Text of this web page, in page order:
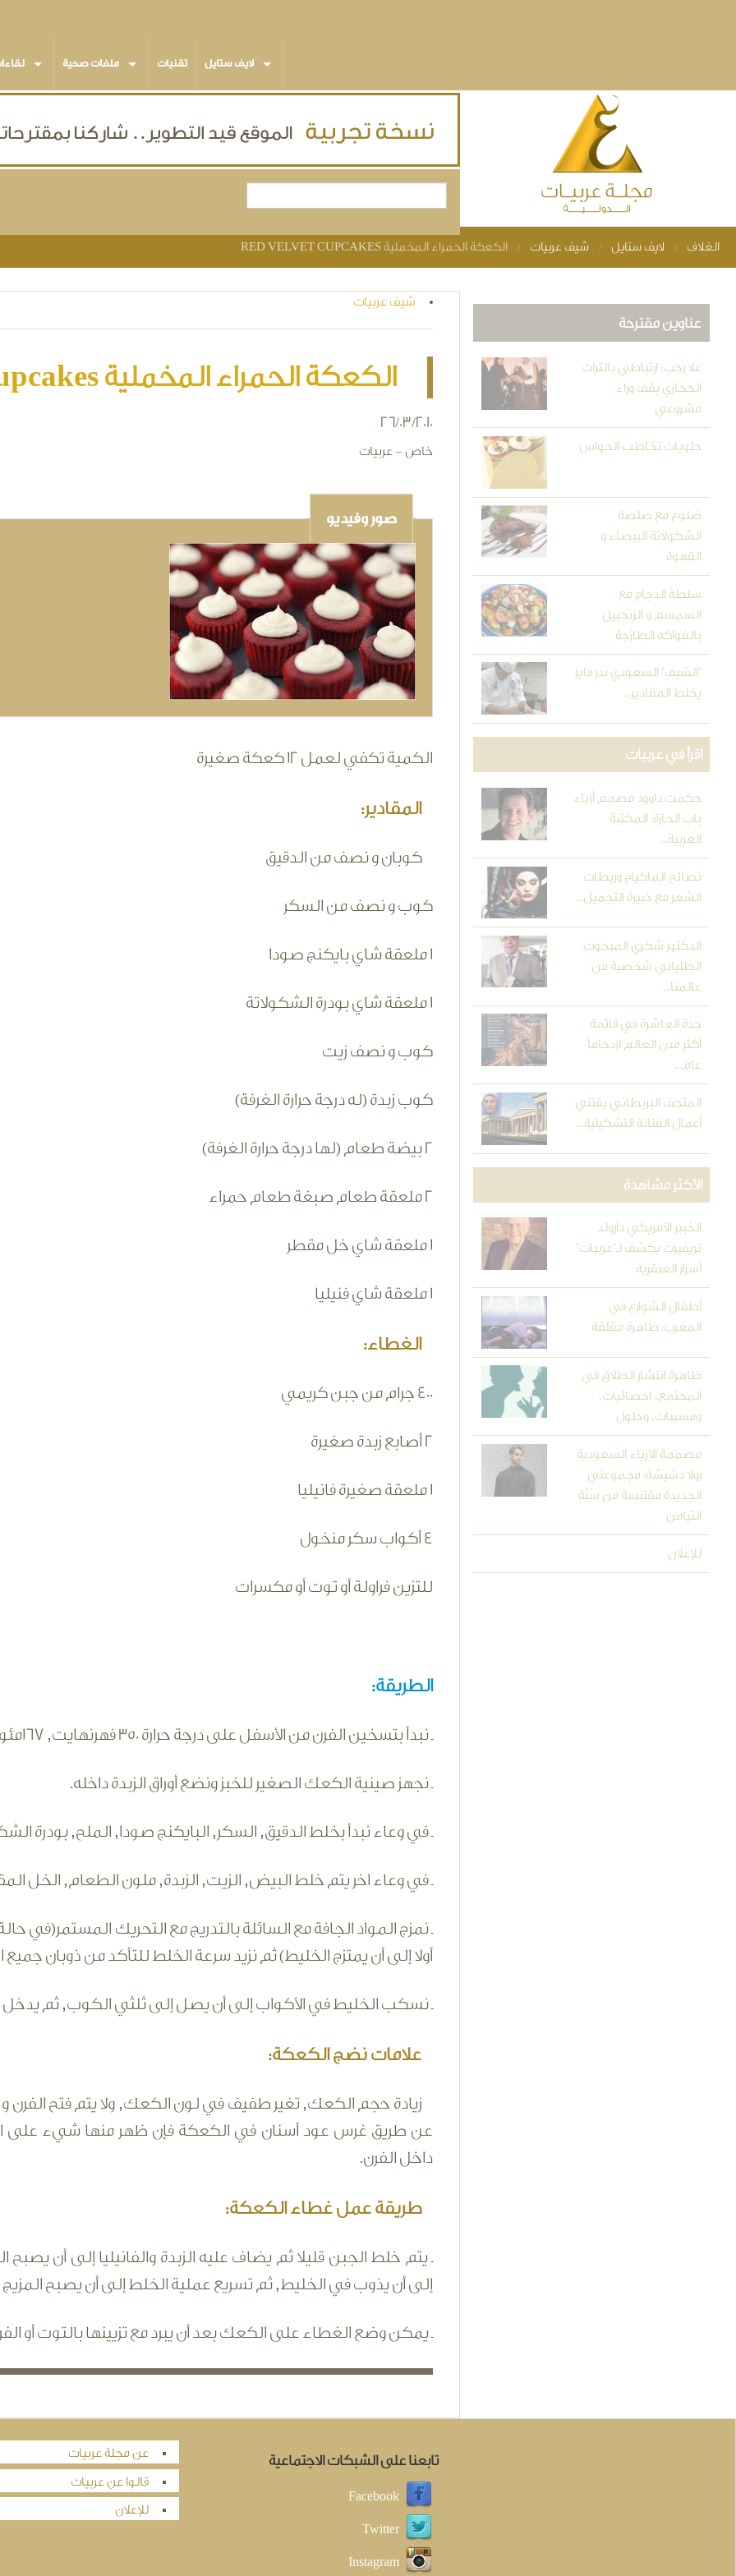
ملفات صحية تقنيات لايف ستايل
You are here
الغلاف لايف ستايل شيف عربيات الكعكة الحمراء المخملية RED VELVET CUPCAKES
شيف عربيات
الكعكة الحمراء المخملية Red Velvet Cupcakes
26/03/2010
خاص - عربيات
صور وفيديو
الكمية تكفي لعمل 12 كعكة صغيرة
المقادير:
كوبان و نصف من الدقيق
كوب و نصف من السكر
1 ملعقة شاي بايكنج صودا
1 ملعقة شاي بودرة الشكولاتة
كوب و نصف زيت
كوب زبدة (له درجة حرارة الغرفة)
2 بيضة طعام (لها درجة حرارة الغرفة)
2 ملعقة طعام صبغة طعام حمراء
1 ملعقة شاي خل مقطر
1 ملعقة شاي فنيليا
الغطاء:
400 جرام من جبن كريمي
2 أصابع زبدة صغيرة
1 ملعقة صغيرة فانيليا
4 أكواب سكر منخول
للتزين فراولة أو توت أو مكسرات
الطريقة:
ـ نبدأ بتسخين الفرن من الأسفل على درجة حرارة 350 فهرنهايت, 167مئوي.
ـ نجهز صينية الكعك الصغير للخبز ونضع أوراق الزبدة داخله.
ـ في وعاء نبدأ بخلط الدقيق, السكر, البايكنج صودا, الملح, بودرة
ـ في وعاء اخر يتم خلط البيض, الزيت, الزبدة, ملون الطعام, الخل
ـ نمزج المواد الجافة مع السائلة بالتدريج مع التحريك
أولا إلى أن يمتزج الخليط) ثم نزيد سرعة الخلط للتأكد من ذوبان
ـ نسكب الخليط في الأكواب إلى أن يصل إلى ثلثي الكوب, ثم يدخل الفرن لمدة
علامات نضج الكعكة:
عن طريق غرس عود أسنان في الكعكة فإن ظهر منها شيء على
داخل الفرن.
طريقة عمل غطاء الكعكة:
ـ يتم خلط الجبن قليلا ثم يضاف عليه الزبدة والفانيليا إلى أن
إلى أن يذوب في الخليط, ثم تسريع عملية الخلط إلى أن يصبح
ـ يمكن وضع الغطاء على الكعك بعد أن يبرد مع تزيينها بالتوت أو
عناوين مقترحة
علا رجب: ارتباطي بالتراث
الحجازي يقف وراء
مشروعي
حلويات تخاطب الحواس
ضلوع مع صلصة
الشكولاتة البيضاء و
القهوة
سلطة الدجاج مع
السمسم و الزنجبيل
بالفواكه الطازجة
"الشيف" السعودي بدر فايز
يخلط المقادير...
اقرأ في عربيات
حكمت داوود مصمم أزياء
باب الحارة: المكتبة
العربية...
نصائح الماكياج وربطات
الشعر مع خبيرة التجميل...
الدكتور شكري المبخوت:
الطلياني شخصية من
عالمنا...
جدة العاشرة في قائمة
أكثر مدن العالم ازدحاماً
عام...
المتحف البريطاني يقتني
أعمال الفنانة التشكيلية...
الأكثر مشاهدة
الخبير الأمريكي دارولد
تريفيرت يكشف لـ"عربيات"
أسرار العبقرية
أطفال الشوارع في
المغرب: ظاهرة مقلقة
ظاهرة انتشار الطلاق في
المجتمع.. احصائيات،
ومسببات، وحلول
مصممة الأزياء السعودية
رولا دشيشة: مجموعتي
الجديدة مقتبسة من سُنَّة
التيامن
للإعلان
عن مجلة عربيات
قالوا عن عربيات
للإعلان
تابعنا على الشبكات الاجتماعية
Facebook
Twitter
Instagram